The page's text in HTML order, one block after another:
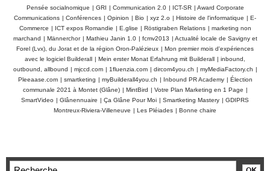
Pensée socialnomique | GRI | Communication 2.0 | ICT-SR | Award Corporate
Communications | Conférences | Opinion | Bio | xyz 2.o | Histoire de l'informatique | E-
Commerce | ICT expos Romandie | E.glise | Röstigraben Relations | marketing non
marchand | Männerchor | Mathieu Janin 1.0 | fcmv2013 | Actualité locale de Savigny et
Forel (Lvx), du Jorat et de la région Oron-Palézieux | Mon premier mois d'expériences
avec le logiciel Builderall | Mein erster Monat Erfahrung mit Builderall | inbound,
outbound, allbound | mjccd.com | 1fluenzia.com | dircom4you.ch | myMediaFactory.ch |
Pleeaase.com | smartketing | myBuilderall4you.ch | Inbound PR Academy | Élection
communale 2021 à Montet (Glâne) | MintBird | Votre Plan Marketing en 1 Page |
SmartVideo | Glânennuaire | Ça Glâne Pour Moi | Smartketing Mastery | GDIPRS
Montreux-Riviera-Villeneuve | Les Pléiades | Bonne chaire